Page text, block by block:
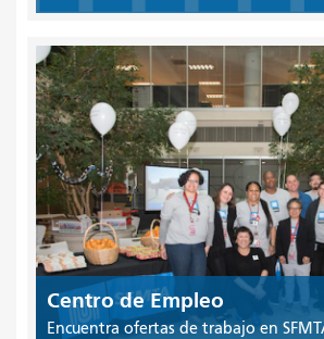
Centro de Empleo
Encuentra ofertas de trabajo en